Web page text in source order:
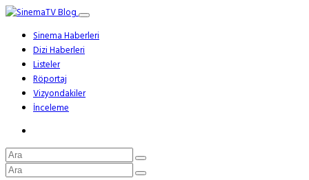
Sinema Haberleri
Dizi Haberleri
Listeler
Röportaj
Vizyondakiler
İnceleme